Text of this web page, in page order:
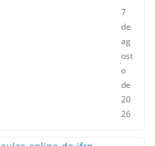
7
de
ag
ost
o
de
20
26